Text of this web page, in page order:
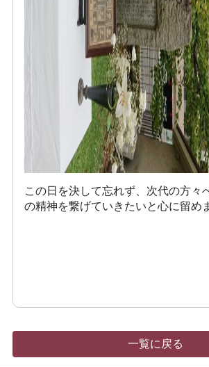
この日を決して忘れず、次代の方々
の精神を繋げていきたいと心に留め
一覧に戻る